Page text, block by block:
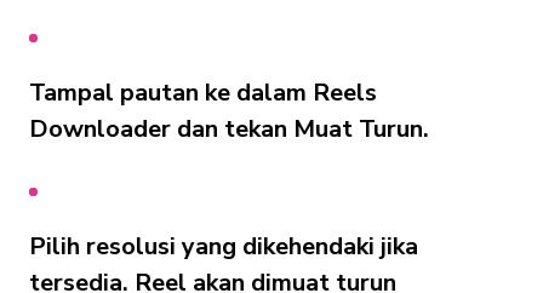
Tampal pautan ke dalam Reels
Downloader dan tekan Muat Turun.
Pilih resolusi yang dikehendaki jika
tersedia. Reel akan dimuat turun